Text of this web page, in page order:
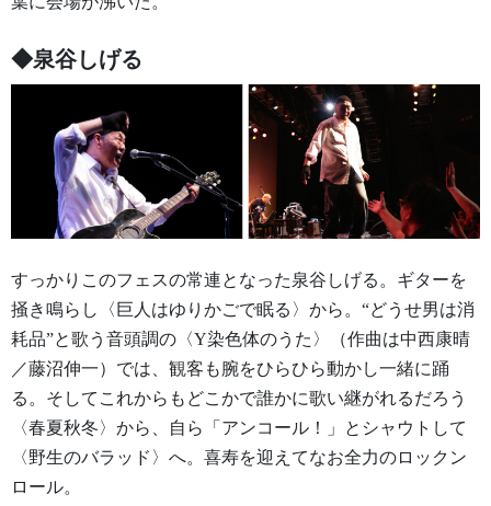
◆泉谷しげる
すっかりこのフェスの常連となった泉谷しげる。ギターを
掻き鳴らし〈巨人はゆりかごで眠る〉から。“どうせ男は消
耗品”と歌う音頭調の〈Y染色体のうた〉（作曲は中西康晴
／藤沼伸一）では、観客も腕をひらひら動かし一緒に踊
る。そしてこれからもどこかで誰かに歌い継がれるだろう
〈春夏秋冬〉から、自ら「アンコール！」とシャウトして
〈野生のバラッド〉へ。喜寿を迎えてなお全力のロックン
ロール。